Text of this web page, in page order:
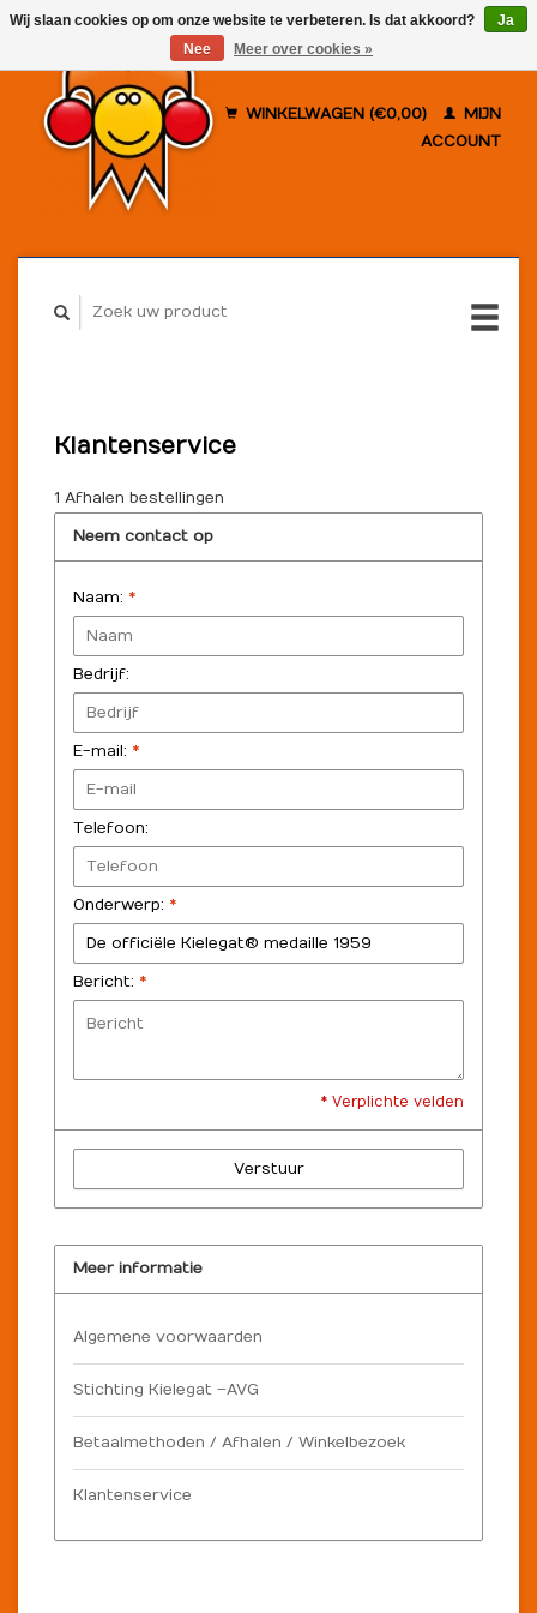
WINKELWAGEN (€0,00)
MIJN
ACCOUNT
Klantenservice
1 Afhalen bestellingen
Neem contact op
Naam: *
Bedrijf:
E-mail: *
Telefoon:
Onderwerp: *
Bericht: *
* Verplichte velden
Verstuur
Meer informatie
Algemene voorwaarden
Stichting Kielegat – AVG
Betaalmethoden / Afhalen / Winkelbezoek
Klantenservice
Wij slaan cookies op om onze website te verbeteren. Is dat akkoord?
Ja
Nee
Meer over cookies »